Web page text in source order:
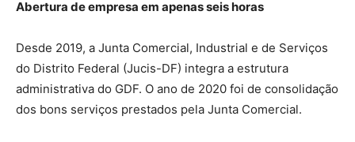
Abertura de empresa em apenas seis horas
Desde 2019, a Junta Comercial, Industrial e de Serviços
do Distrito Federal (Jucis-DF) integra a estrutura
administrativa do GDF. O ano de 2020 foi de consolidação
dos bons serviços prestados pela Junta Comercial.